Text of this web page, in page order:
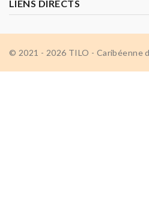
LIENS DIRECTS
© 2021 - 2026 TILO - Caribéenne